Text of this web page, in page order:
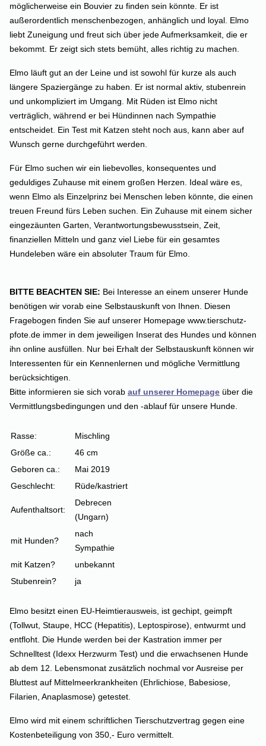
möglicherweise ein Bouvier zu finden sein könnte. Er ist
außerordentlich menschenbezogen, anhänglich und loyal. Elmo
liebt Zuneigung und freut sich über jede Aufmerksamkeit, die er
bekommt. Er zeigt sich stets bemüht, alles richtig zu machen.
Elmo läuft gut an der Leine und ist sowohl für kurze als auch
längere Spaziergänge zu haben. Er ist normal aktiv, stubenrein
und unkompliziert im Umgang. Mit Rüden ist Elmo nicht
verträglich, während er bei Hündinnen nach Sympathie
entscheidet. Ein Test mit Katzen steht noch aus, kann aber auf
Wunsch gerne durchgeführt werden.
Für Elmo suchen wir ein liebevolles, konsequentes und
geduldiges Zuhause mit einem großen Herzen. Ideal wäre es,
wenn Elmo als Einzelprinz bei Menschen leben könnte, die einen
treuen Freund fürs Leben suchen. Ein Zuhause mit einem sicher
eingezäunten Garten, Verantwortungsbewusstsein, Zeit,
finanziellen Mitteln und ganz viel Liebe für ein gesamtes
Hundeleben wäre ein absoluter Traum für Elmo.
BITTE BEACHTEN SIE: Bei Interesse an einem unserer Hunde
benötigen wir vorab eine Selbstauskunft von Ihnen. Diesen
Fragebogen finden Sie auf unserer Homepage www.tierschutz-
pfote.de immer in dem jeweiligen Inserat des Hundes und können
ihn online ausfüllen. Nur bei Erhalt der Selbstauskunft können wir
Interessenten für ein Kennenlernen und mögliche Vermittlung
berücksichtigen.
Bitte informieren sie sich vorab auf unserer Homepage über die
Vermittlungsbedingungen und den -ablauf für unsere Hunde.
Rasse:
Mischling
Größe ca.:
46 cm
Geboren ca.:
Mai 2019
Geschlecht:
Rüde/kastriert
Aufenthaltsort:
Debrecen
(Ungarn)
mit Hunden?
nach
Sympathie
mit Katzen?
unbekannt
Stubenrein?
ja
Elmo besitzt einen EU-Heimtierausweis, ist gechipt, geimpft
(Tollwut, Staupe, HCC (Hepatitis), Leptospirose), entwurmt und
entfloht. Die Hunde werden bei der Kastration immer per
Schnelltest (Idexx Herzwurm Test) und die erwachsenen Hunde
ab dem 12. Lebensmonat zusätzlich nochmal vor Ausreise per
Bluttest auf Mittelmeerkrankheiten (Ehrlichiose, Babesiose,
Filarien, Anaplasmose) getestet.
Elmo wird mit einem schriftlichen Tierschutzvertrag gegen eine
Kostenbeteiligung von 350,- Euro vermittelt.